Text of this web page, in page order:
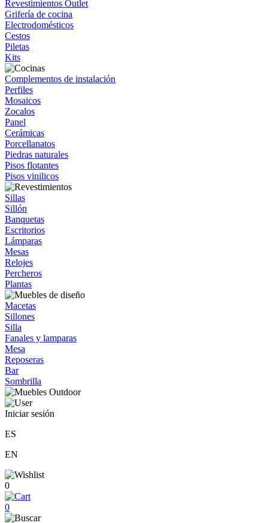
Revestimientos Outlet
Grifería de cocina
Electrodomésticos
Cestos
Piletas
Kits
Complementos de instalación
Perfiles
Mosaicos
Zocalos
Panel
Cerámicas
Porcellanatos
Piedras naturales
Pisos flotantes
Pisos vinilicos
Sillas
Sillón
Banquetas
Escritorios
Lámparas
Mesas
Relojes
Percheros
Plantas
Macetas
Sillones
Silla
Fanales y lamparas
Mesa
Reposeras
Bar
Sombrilla
Iniciar sesión
ES
EN
0
0